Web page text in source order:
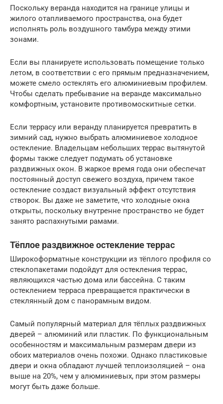
Поскольку веранда находится на границе улицы и
жилого отапливаемого пространства, она будет
исполнять роль воздушного тамбура между этими
зонами.
Если вы планируете использовать помещение только
летом, в соответствии с его прямым предназначением,
можете смело остеклять его алюминиевым профилем.
Чтобы сделать пребывание на веранде максимально
комфортным, установите противомоскитные сетки.
Если террасу или веранду планируется превратить в
зимний сад, нужно выбрать алюминиевое холодное
остекление. Владельцам небольших террас вытянутой
формы также следует подумать об установке
раздвижных окон. В жаркое время года они обеспечат
постоянный доступ свежего воздуха, причем такое
остекление создаст визуальный эффект отсутствия
створок. Вы даже не заметите, что холодные окна
открыты, поскольку внутренне пространство не будет
занято распахнутыми рамами.
Тёплое раздвижное остекление террас
Широкоформатные конструкции из тёплого профиля со
стеклопакетами подойдут для остекления террас,
являющихся частью дома или бассейна. С таким
остеклением терраса превращается практически в
стеклянный дом с панорамным видом.
Самый популярный материал для тёплых раздвижных
дверей – алюминий или пластик. По функциональным
особенностям и максимальным размерам двери из
обоих материалов очень похожи. Однако пластиковые
двери и окна обладают лучшей теплоизоляцией – она
выше на 20%, чем у алюминиевых, при этом размеры
могут быть даже больше.